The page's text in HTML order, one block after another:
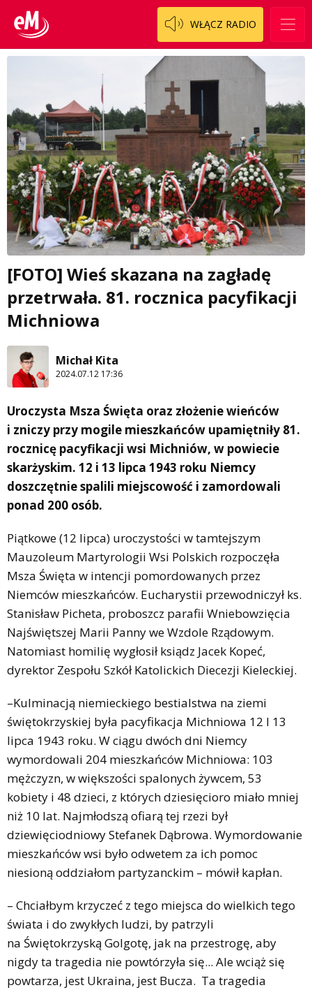
WŁĄCZ RADIO
[FOTO] Wieś skazana na zagładę
przetrwała. 81. rocznica pacyfikacji
Michniowa
Michał Kita
2024.07.12 17:36
Uroczysta Msza Święta oraz złożenie wieńców
i zniczy przy mogile mieszkańców upamiętniły 81.
rocznicę pacyfikacji wsi Michniów, w powiecie
skarżyskim. 12 i 13 lipca 1943 roku Niemcy
doszczętnie spalili miejscowość i zamordowali
ponad 200 osób.
Piątkowe (12 lipca) uroczystości w tamtejszym
Mauzoleum Martyrologii Wsi Polskich rozpoczęła
Msza Święta w intencji pomordowanych przez
Niemców mieszkańców. Eucharystii przewodniczył ks.
Stanisław Picheta, proboszcz parafii Wniebowzięcia
Najświętszej Marii Panny we Wzdole Rządowym.
Natomiast homilię wygłosił ksiądz Jacek Kopeć,
dyrektor Zespołu Szkół Katolickich Diecezji Kieleckiej.
–Kulminacją niemieckiego bestialstwa na ziemi
świętokrzyskiej była pacyfikacja Michniowa 12 I 13
lipca 1943 roku. W ciągu dwóch dni Niemcy
wymordowali 204 mieszkańców Michniowa: 103
mężczyzn, w większości spalonych żywcem, 53
kobiety i 48 dzieci, z których dziesięcioro miało mniej
niż 10 lat. Najmłodszą ofiarą tej rzezi był
dziewięciodniowy Stefanek Dąbrowa. Wymordowanie
mieszkańców wsi było odwetem za ich pomoc
niesioną oddziałom partyzanckim – mówił kapłan.
– Chciałbym krzyczeć z tego miejsca do wielkich tego
świata i do zwykłych ludzi, by patrzyli
na Świętokrzyską Golgotę, jak na przestrogę, aby
nigdy ta tragedia nie powtórzyła się... Ale wciąż się
powtarza, jest Ukraina, jest Bucza. Ta tragedia